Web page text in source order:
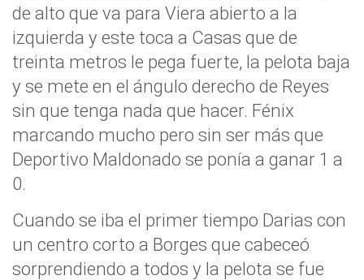
de alto que va para Viera abierto a la
izquierda y este toca a Casas que de
treinta metros le pega fuerte, la pelota baja
y se mete en el ángulo derecho de Reyes
sin que tenga nada que hacer. Fénix
marcando mucho pero sin ser más que
Deportivo Maldonado se ponía a ganar 1 a
0.
Cuando se iba el primer tiempo Darias con
un centro corto a Borges que cabeceó
sorprendiendo a todos y la pelota se fue